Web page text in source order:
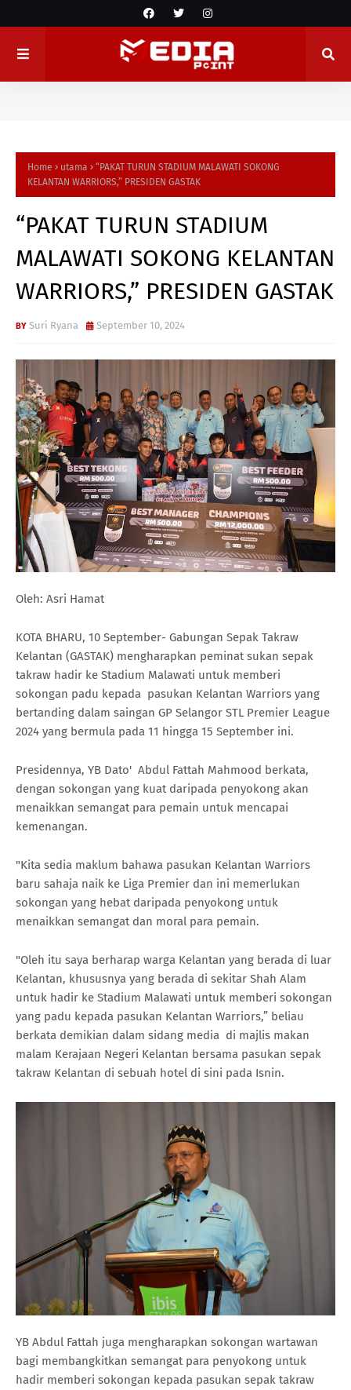
Home utama
“PAKAT TURUN STADIUM MALAWATI SOKONG
KELANTAN WARRIORS,” PRESIDEN GASTAK
“PAKAT TURUN STADIUM
MALAWATI SOKONG KELANTAN
WARRIORS,” PRESIDEN GASTAK
Suri Ryana September 10, 2024
Oleh: Asri Hamat
KOTA BHARU, 10 September- Gabungan Sepak Takraw
Kelantan (GASTAK) mengharapkan peminat sukan sepak
takraw hadir ke Stadium Malawati untuk memberi
sokongan padu kepada pasukan Kelantan Warriors yang
bertanding dalam saingan GP Selangor STL Premier League
2024 yang bermula pada 11 hingga 15 September ini.
Presidennya, YB Dato' Abdul Fattah Mahmood berkata,
dengan sokongan yang kuat daripada penyokong akan
menaikkan semangat para pemain untuk mencapai
kemenangan.
"Kita sedia maklum bahawa pasukan Kelantan Warriors
baru sahaja naik ke Liga Premier dan ini memerlukan
sokongan yang hebat daripada penyokong untuk
menaikkan semangat dan moral para pemain.
"Oleh itu saya berharap warga Kelantan yang berada di luar
Kelantan, khususnya yang berada di sekitar Shah Alam
untuk hadir ke Stadium Malawati untuk memberi sokongan
yang padu kepada pasukan Kelantan Warriors,” beliau
berkata demikian dalam sidang media di majlis makan
malam Kerajaan Negeri Kelantan bersama pasukan sepak
takraw Kelantan di sebuah hotel di sini pada Isnin.
YB Abdul Fattah juga mengharapkan sokongan wartawan
bagi membangkitkan semangat para penyokong untuk
hadir memberi sokongan kepada pasukan sepak takraw